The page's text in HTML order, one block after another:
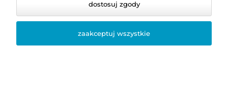
© 2026 www.enexus.pl. Wszelkie prawa zastrzeżone.
dostosuj zgody
zaakceptuj wszystkie